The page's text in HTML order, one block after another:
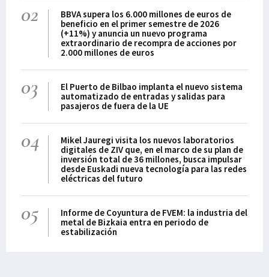
02
BBVA supera los 6.000 millones de euros de
beneficio en el primer semestre de 2026
(+11%) y anuncia un nuevo programa
extraordinario de recompra de acciones por
2.000 millones de euros
03
El Puerto de Bilbao implanta el nuevo sistema
automatizado de entradas y salidas para
pasajeros de fuera de la UE
04
Mikel Jauregi visita los nuevos laboratorios
digitales de ZIV que, en el marco de su plan de
inversión total de 36 millones, busca impulsar
desde Euskadi nueva tecnología para las redes
eléctricas del futuro
05
Informe de Coyuntura de FVEM: la industria del
metal de Bizkaia entra en periodo de
estabilización